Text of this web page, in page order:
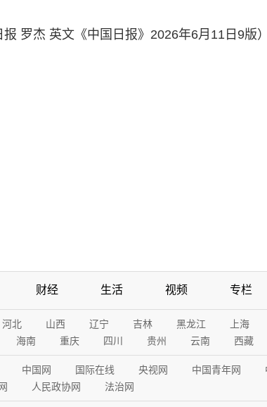
罗杰 英文《中国日报》2026年6月11日9版
财经 生活 视频 专栏
河北 山西 辽宁 吉林 黑龙江
上海
海南 重庆 四川 贵州 云南 西藏
中国网 国际在线 央视网 中国青年网
人民政协网 法治网